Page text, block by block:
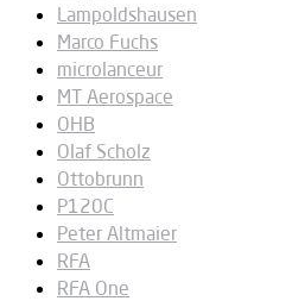
Lampoldshausen
Marco Fuchs
microlanceur
MT Aerospace
OHB
Olaf Scholz
Ottobrunn
P120C
Peter Altmaier
RFA
RFA One